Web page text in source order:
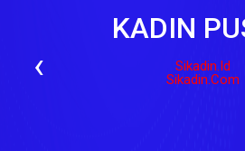
KADIN
Sikadin.id
Sikadin.com
‹